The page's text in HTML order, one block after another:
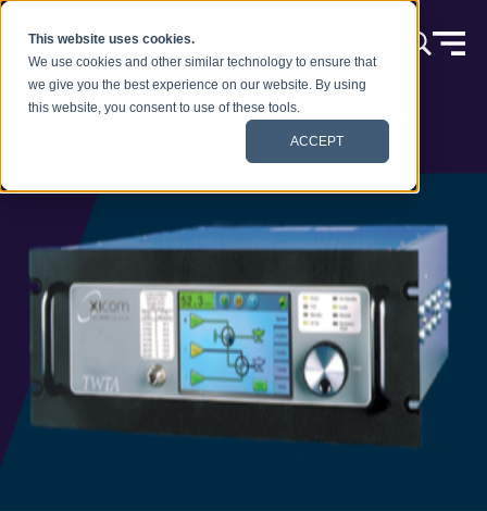
This website uses cookies.
We use cookies and other similar technology to ensure that
we give you the best experience on our website. By using
this website, you consent to use of these tools.
ACCEPT
Skip to content